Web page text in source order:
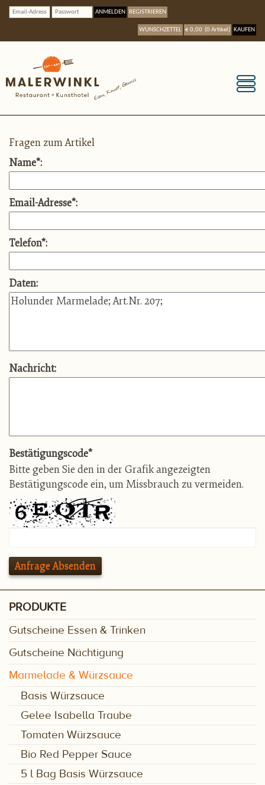
ANMELDEN REGISTRIEREN
WUNSCHZETTEL € 0,00 (0Artikel ) KAUFEN
Fragen zum Artikel
Name*:
Email-Adresse*:
Telefon*:
Daten:
Nachricht:
Bestätigungscode*
Bitte geben Sie den in der Grafik angezeigten
Bestätigungscode ein, um Missbrauch zu vermeiden.
Anfrage Absenden
PRODUKTE
Gutscheine Essen & Trinken
Gutscheine Nächtigung
Marmelade & Würzsauce
Basis Würzsauce
Gelee Isabella Traube
Tomaten Würzsauce
Bio Red Pepper Sauce
5 l Bag Basis Würzsauce